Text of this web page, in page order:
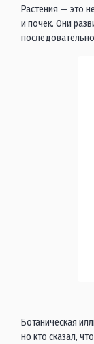
Растения — это
и почек. Они
Ботаническая
но кто сказал,